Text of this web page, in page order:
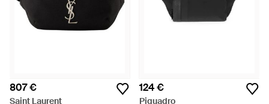
807 €
Saint Laurent
124 €
Piquadro